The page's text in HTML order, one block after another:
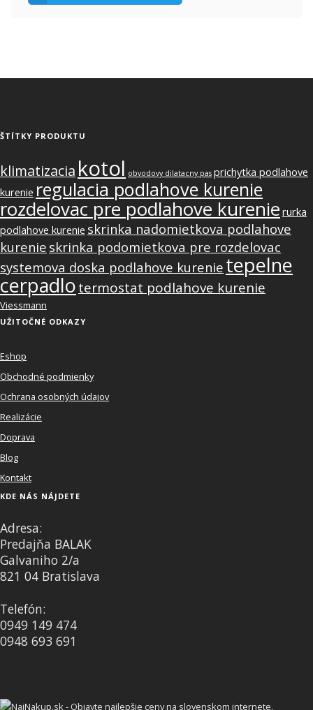
bola:
je:
ŠTÍTKY PRODUKTU
klimatizacia kotol obvodovy dilatacny pas prichytka podlahove
kurenie regulacia podlahove kurenie
rozdelovac pre podlahove kurenie rurka
podlahove kurenie skrinka nadomietkova podlahove
kurenie skrinka podomietkova pre rozdelovac
systemova doska podlahove kurenie tepelne
cerpadlotermostat podlahove kurenie
Viessmann
UŽITOČNÉ ODKAZY
Eshop
Obchodné podmienky
Ochrana osobných údajov
Realizácie
Doprava
Blog
Kontakt
KDE NÁS NÁJDETE
Adresa:
Predajňa BALAK
Galvaniho 2/a
821 04 Bratislava
Telefón:
0949 149 474
0948 693 691